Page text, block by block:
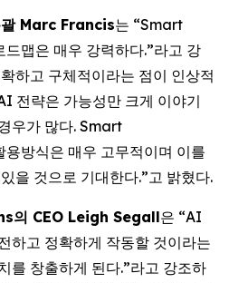
Marc Francis는 “Smart
맵은 매우 강력하다.”라고 강
하고 구체적이라는 점이 인상적
전략은 가능성만 크게 이야기
우가 많다. Smart
방식은 매우 고무적이며 이를
을 것으로 기대한다.”고 밝혔다.
의 CEO Leigh Segall은 “AI
하고 정확하게 작동할 것이라는
를 창출하게 된다.”라고 강조하